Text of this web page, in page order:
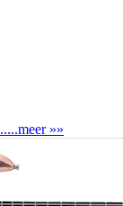
.....meer »»